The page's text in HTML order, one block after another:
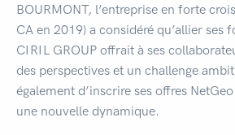
BOURMONT, l’entreprise en forte
CA en 2019) a considéré qu’allier ses
CIRIL GROUP offrait à ses
des perspectives et un challenge
également d’inscrire ses offres
une nouvelle dynamique.